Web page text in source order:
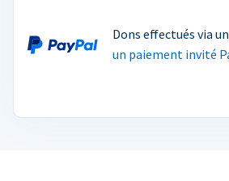
Dons effectués via
un paiement invité